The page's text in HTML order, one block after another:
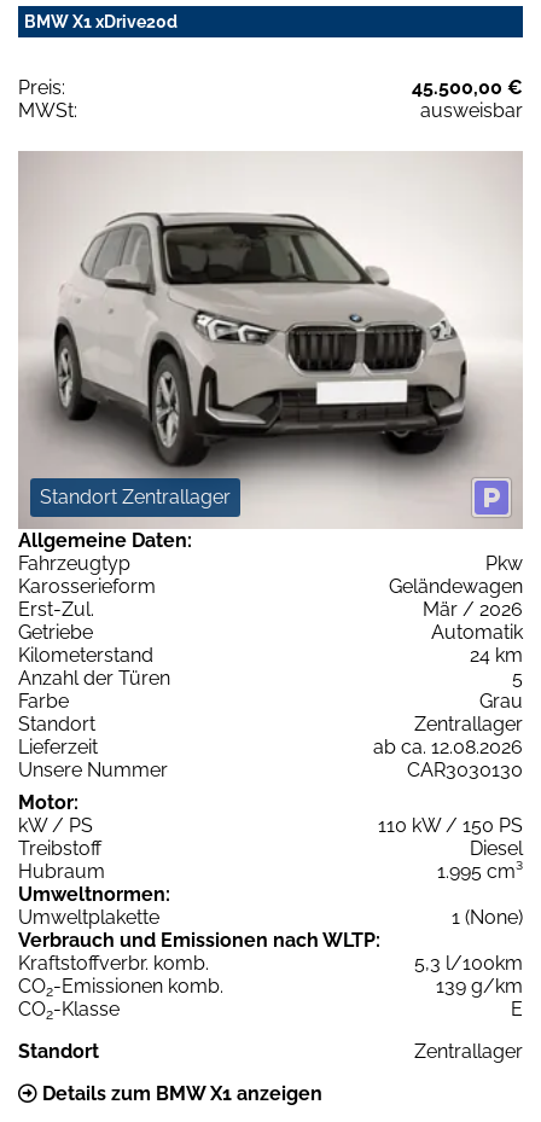
BMW X1 xDrive20d
Preis:
45.500,00 €
MWSt:
ausweisbar
Standort Zentrallager
Allgemeine Daten:
Fahrzeugtyp
Pkw
Karosserieform
Geländewagen
Erst-Zul.
Mär / 2026
Getriebe
Automatik
Kilometerstand
24 km
Anzahl der Türen
5
Farbe
Grau
Standort
Zentrallager
Lieferzeit
ab ca. 12.08.2026
Unsere Nummer
CAR3030130
Motor:
kW / PS
110 kW / 150 PS
Treibstoff
Diesel
Hubraum
1.995 cm³
Umweltnormen:
Umweltplakette
1 (None)
Verbrauch und Emissionen nach WLTP:
Kraftstoffverbr. komb.
5,3 l/100km
CO2-Emissionen komb.
139 g/km
CO2-Klasse
E
Standort
Zentrallager
Details zum BMW X1 anzeigen